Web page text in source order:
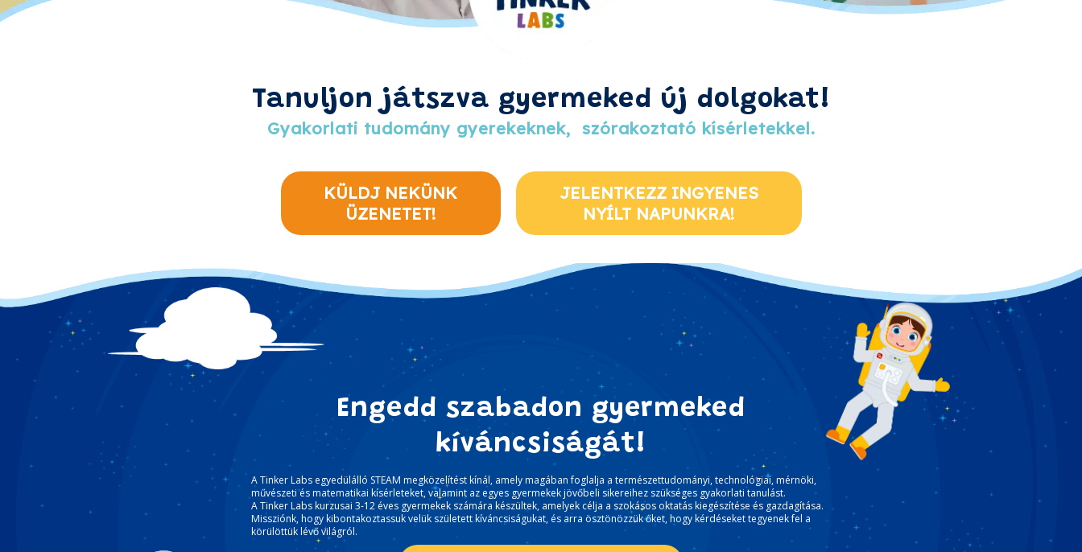
Tanuljon játszva gyermeked új dolgokat!
Gyakorlati tudomány gyerekeknek, szórakoztató kísérletekkel.
KÜLDJ NEKÜNK
ÜZENETET!
JELENTKEZZ INGYENES
NYÍLT NAPUNKRA!
Engedd szabadon gyermeked
kíváncsiságát!
A Tinker Labs egyedülálló STEAM megközelítést kínál, amely magában foglalja a természettudományi, technológiai, mérnöki,
művészeti és matematikai kísérleteket, valamint az egyes gyermekek jövőbeli sikereihez szükséges gyakorlati tanulást.
A Tinker Labs kurzusai 3-12 éves gyermekek számára készültek, amelyek célja a szokásos oktatás kiegészítése és gazdagítása.
Missziónk, hogy kibontakoztassuk velük született kíváncsiságukat, és arra ösztönözzük őket, hogy kérdéseket tegyenek fel a
körülöttük lévő világról.